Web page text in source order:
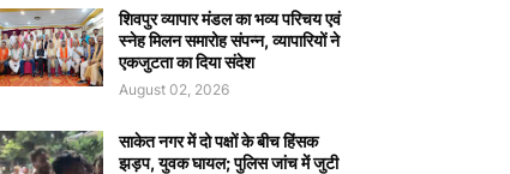
शिवपुर व्यापार मंडल का भव्य परिचय एवं
स्नेह मिलन समारोह संपन्न, व्यापारियों ने
एकजुटता का दिया संदेश
August 02, 2026
साकेत नगर में दो पक्षों के बीच हिंसक
झड़प, युवक घायल; पुलिस जांच में जुटी